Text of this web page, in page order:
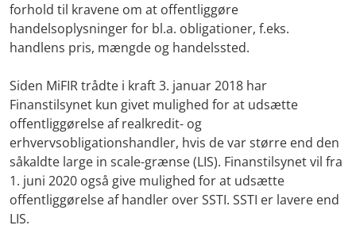
forhold til kravene om at offentliggøre
handelsoplysningerfor bl.a. obligationer, f.eks.
handlens pris, mængde og handelssted.
Siden MiFIR trådte i kraft 3. januar 2018 har
Finanstilsynet kun givet mulighed for at udsætte
offentliggørelse af realkredit- og
erhvervsobligationshandler, hvis de var større end den
såkaldte large in scale-grænse (LIS). Finanstilsynet vil fra
1. juni 2020 også give mulighed for at udsætte
offentliggørelse af handler over SSTI. SSTI er lavere end
LIS.